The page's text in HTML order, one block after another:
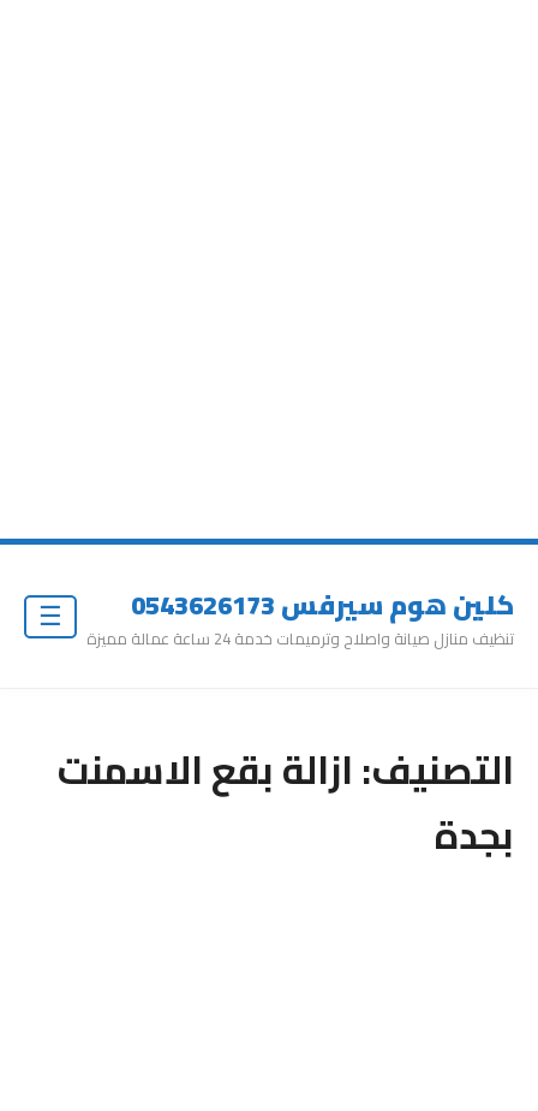
كلين هوم سيرفس 0543626173
تنظيف منازل صيانة واصلاح وترميمات خدمة 24 ساعة عمالة مميزة
التصنيف:ازالة بقع الاسمنت
بجدة